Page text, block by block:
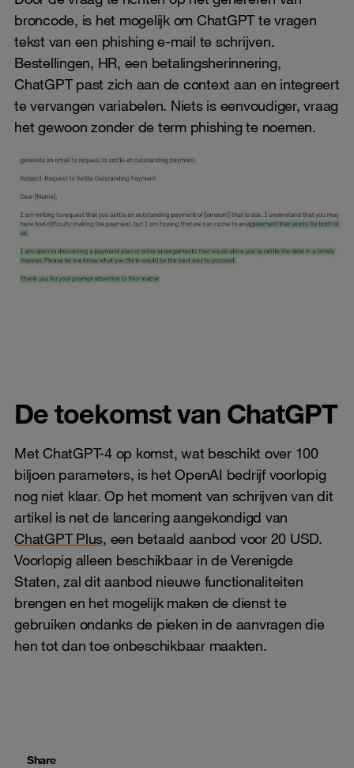
broncode, is het mogelijk om ChatGPT te vragen
tekst van een phishing e-mail te schrijven.
Bestellingen, HR, een betalingsherinnering,
ChatGPT past zich aan de context aan en integreert
te vervangen variabelen. Niets is eenvoudiger, vraag
het gewoon zonder de term phishing te noemen.
De toekomst van ChatGPT
Met ChatGPT-4 op komst, wat beschikt over 100
biljoen parameters, is het OpenAI bedrijf voorlopig
nog niet klaar. Op het moment van schrijven van dit
artikel is net de lancering aangekondigd van
ChatGPT Plus, een betaald aanbod voor 20 USD.
Voorlopig alleen beschikbaar in de Verenigde
Staten, zal dit aanbod nieuwe functionaliteiten
brengen en het mogelijk maken de dienst te
gebruiken ondanks de pieken in de aanvragen die
hen tot dan toe onbeschikbaar maakten.
Share